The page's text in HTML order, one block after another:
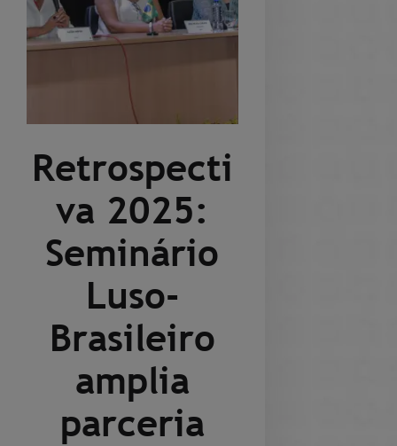
Retrospecti
va 2025:
Seminário
Luso-
Brasileiro
amplia
parceria